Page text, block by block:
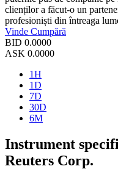
clienților a făcut-o un
profesioniști din întreaga
Vinde Cumpără
BID 0.0000
ASK 0.0000
1H
1D
7D
30D
6M
Instrument
Reuters Corp.